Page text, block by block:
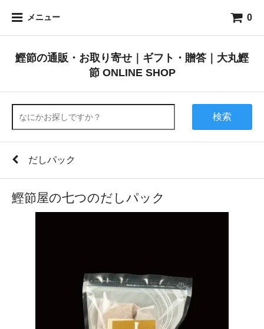
メニュー 0
鰹節の通販・お取り寄せ｜ギフト・贈答｜大丸鰹
節 ONLINE SHOP
検索
だしパック
鰹節屋の七つのだしパック